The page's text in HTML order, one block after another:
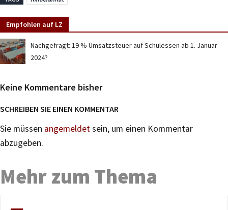
Empfohlen auf LZ
Nachgefragt: 19 % Umsatzsteuer auf Schulessen ab 1. Januar
2024?
Keine Kommentare bisher
SCHREIBEN SIE EINEN KOMMENTAR
Sie müssen angemeldetsein, um einen Kommentar
abzugeben.
Mehr zum Thema